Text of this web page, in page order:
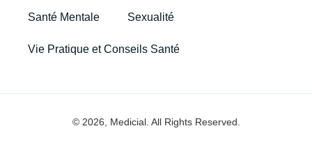
Santé Mentale Sexualité
Vie Pratique et Conseils Santé
© 2026, Medicial. All Rights Reserved.